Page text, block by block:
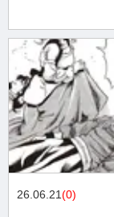
26.06.21(0)